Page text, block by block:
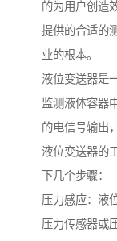
的为用户创造
提供的合适的
业的根本。
液位变送器是
监测液体容器
的电信号输出
液位变送器的
下几个步骤：
压力感应：液
压力传感器或